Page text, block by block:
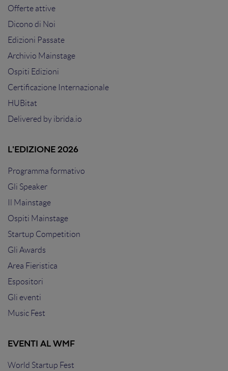
Offerte attive
Dicono di Noi
Edizioni Passate
Archivio Mainstage
Ospiti Edizioni
Certificazione Internazionale
HUBitat
Delivered by ibrida.io
L'EDIZIONE 2026
Programma formativo
Gli Speaker
Il Mainstage
Ospiti Mainstage
Startup Competition
Gli Awards
Area Fieristica
Espositori
Gli eventi
Music Fest
EVENTI AL WMF
World Startup Fest